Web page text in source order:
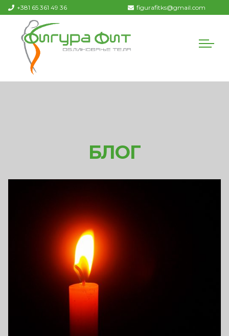
+381 65 361 49 36 figurafitks@gmail.com
БЛОГ